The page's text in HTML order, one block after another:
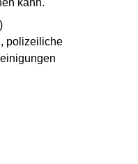
kann.
polizeiliche